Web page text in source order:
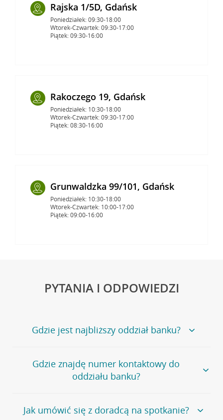
Rajska 1/5D, Gdańsk
Poniedziałek: 09:30-18:00
Wtorek-Czwartek: 09:30-17:00
Piątek: 09:30-16:00
Rakoczego 19, Gdańsk
Poniedziałek: 10:30-18:00
Wtorek-Czwartek: 09:30-17:00
Piątek: 08:30-16:00
Grunwaldzka 99/101, Gdańsk
Poniedziałek: 10:30-18:00
Wtorek-Czwartek: 10:00-17:00
Piątek: 09:00-16:00
PYTANIA I ODPOWIEDZI
Gdzie jest najbliższy oddział banku?
Jeśli szukasz oddziału naszego banku, zapraszamy na
stronęPlacówki i bankomaty, na której znajduje się
wygodna wyszukiwarka.
oddziałów
Gdzie znajdę numer kontaktowy do
oddziału banku?
Bank Credit Agricole nie udostępnia ogólnego numeru
telefonu do placówki bankowej.
Jak umówić się z doradcą na spotkanie?